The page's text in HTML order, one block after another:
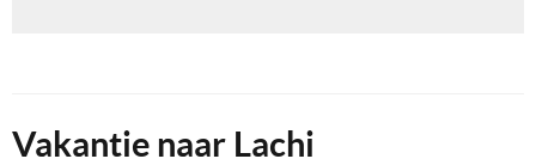
Vakantie naar Lachi